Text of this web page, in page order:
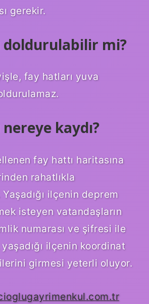
gerekir.
doldurulabilir mi?
fay hatları yuva
kaydı?
fay hattı haritasına
rahatlıkla
ilçenin deprem
isteyen vatandaşların
numarası ve şifresi ile
ilçenin koordinat
girmesi yeterli oluyor.